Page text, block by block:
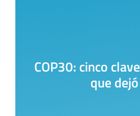
La Casa del